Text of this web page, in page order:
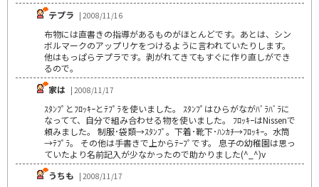
テプラ | 2008/11/16
布物には直書きの指導があるものがほとんどです。あとは、シン
ボルマークのアップリケをつけるように言われていたりします。
他はもっぱらテプラです。剥がれてきてもすぐに作り直しができ
るので。
家は | 2008/11/17
ｽﾀﾝﾌﾟとﾌﾛｯｷｰとﾃﾌﾟﾗを使いました。 ｽﾀﾝﾌﾟはひらがながﾊﾞﾗﾊﾞﾗに
なってて、自分で組み合わせる物を使いました。 ﾌﾛｯｷｰはNissenで
頼みました。 制服･袋類→ｽﾀﾝﾌﾟ。下着･靴下･ﾊﾝｶﾁ→ﾌﾛｯｷｰ。水筒
→ﾃﾌﾟﾗ。 その他は手書きで上からﾃｰﾌﾟです。 息子の幼稚園は思っ
ていたより名前記入が少なかったので助かりました(^_^)v
うちも | 2008/11/17